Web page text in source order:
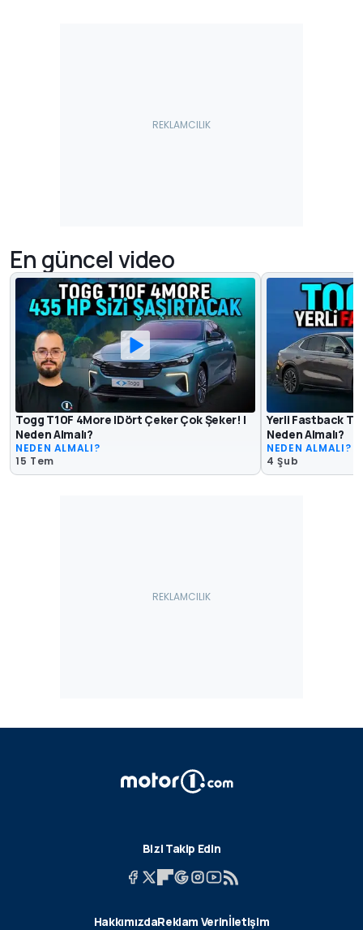
En güncel video
Togg T10F 4More |Dört Çeker Çok Şeker! |
Neden Almalı?
NEDEN ALMALI?
15 Tem
Yerli Fastback
Neden Almalı?
NEDEN ALMALI?
4 Şub
Bizi Takip Edin
HakkımızdaReklam Verinİletişim